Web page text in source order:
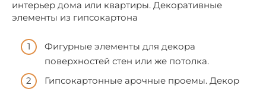
интерьер дома или квартиры. Декоративные
элементы из гипсокартона
Фигурные элементы для декора
поверхностей стен или же потолка.
Гипсокартонные арочные проемы. Декор